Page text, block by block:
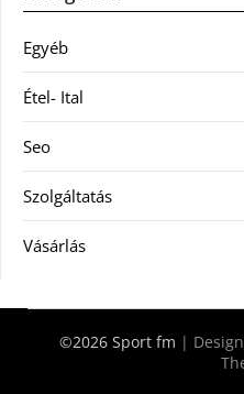
Egyéb
Étel- Ital
Seo
Szolgáltatás
Vásárlás
©2026 Sport fm |